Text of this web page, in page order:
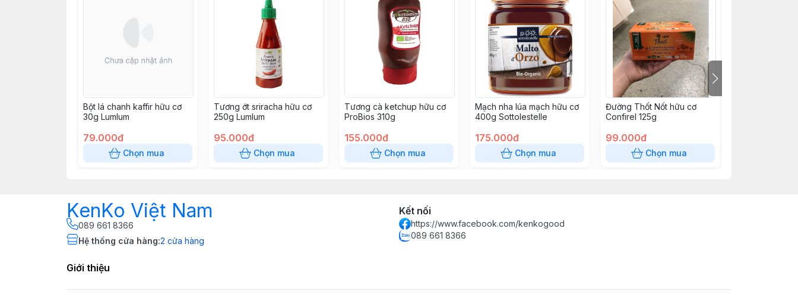
Bột lá chanh kaffir hữu cơ
30g Lumlum
79.000đ
Chọn mua
Tương ớt sriracha hữu cơ
250g Lumlum
95.000đ
Chọn mua
Tương cà ketchup hữu cơ
ProBios 310g
155.000đ
Chọn mua
Mạch nha lúa mạch hữu cơ
400g Sottolestelle
175.000đ
Chọn mua
Đường Thốt Nốt hữu cơ
Confirel 125g
99.000đ
Chọn mua
KenKo Việt Nam
089 661 8366
Hệ thống cửa hàng:2 cửa hàng
Kết nối
https://www.facebook.com/kenkogood
089 661 8366
Giới thiệu